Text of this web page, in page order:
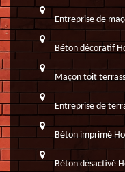
Entreprise de
Béton décoratif
Maçon toit
Entreprise de
Béton imprimé
Béton désactivé